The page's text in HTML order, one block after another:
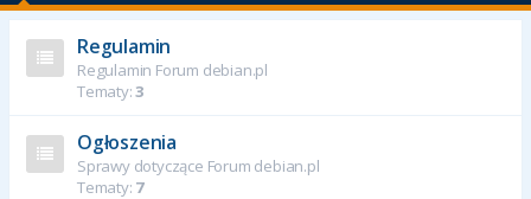
Regulamin
Regulamin Forum debian.pl
Tematy:3
Ogłoszenia
Sprawy dotyczące Forum debian.pl
Tematy: 7